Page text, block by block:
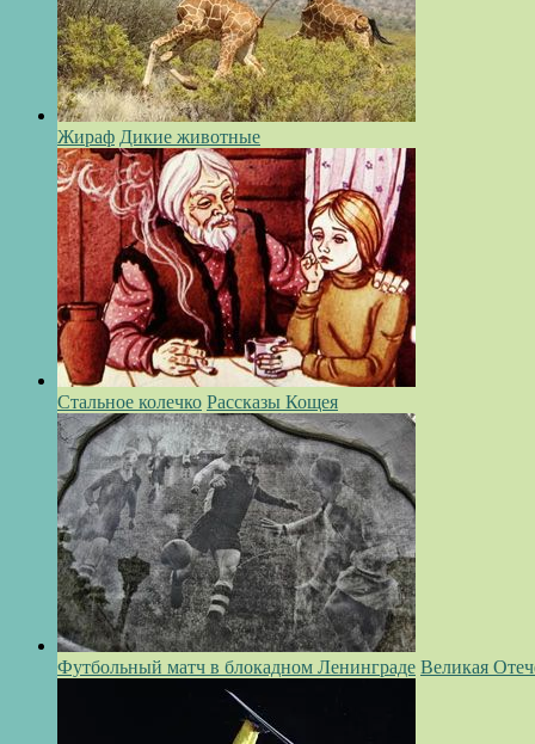
Жираф Дикие животные
Стальное колечко Рассказы Кощея
Футбольный матч в блокадном Ленинграде Великая